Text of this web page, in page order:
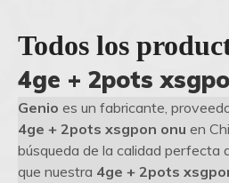
Todos los
4ge + 2pots
Genio es un fabricante,
4ge + 2pots xsgpon onu en
búsqueda de la calidad perfecta
que nuestra 4ge + 2pots